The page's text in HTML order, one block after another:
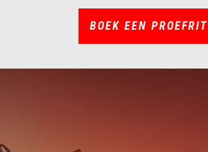
BOEK EEN PROEFRIT